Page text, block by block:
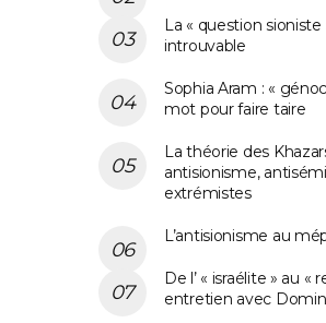
La « question
introuvable
Sophia Aram : «
mot pour faire taire
La théorie des
antisionisme,
extrémistes
L’antisionisme au
De l’ « israélite » au «
entretien avec